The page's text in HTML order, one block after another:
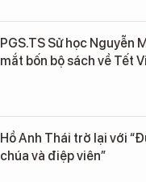
PGS.TS Sử học Nguyễn
mắt bốn bộ sách về Tết
Hồ Anh Thái trở lại với
chúa và điệp viên”